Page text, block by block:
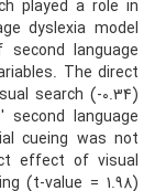
played a role in
dyslexia model
language
The direct
search (-0.34)
language
cueing was not
effect of visual
(t-value = 1.98)